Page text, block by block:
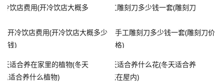
开冷饮店费用(开冷饮店大概多少
钱)
手工雕刻刀多少钱一套(雕刻刀价
格)